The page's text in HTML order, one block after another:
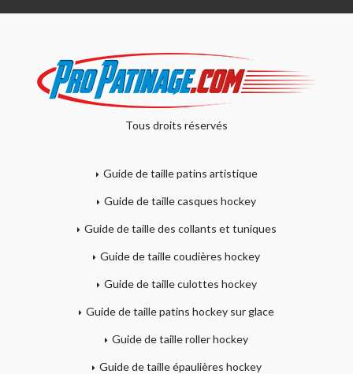
Tous droits réservés
Guide de taille patins artistique
Guide de taille casques hockey
Guide de taille des collants et tuniques
Guide de taille coudières hockey
Guide de taille culottes hockey
Guide de taille patins hockey sur glace
Guide de taille roller hockey
Guide de taille épaulières hockey